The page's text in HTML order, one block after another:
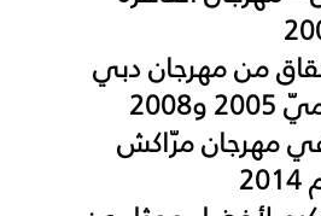
من مهرجان دبي
مهرجان مرّاكش